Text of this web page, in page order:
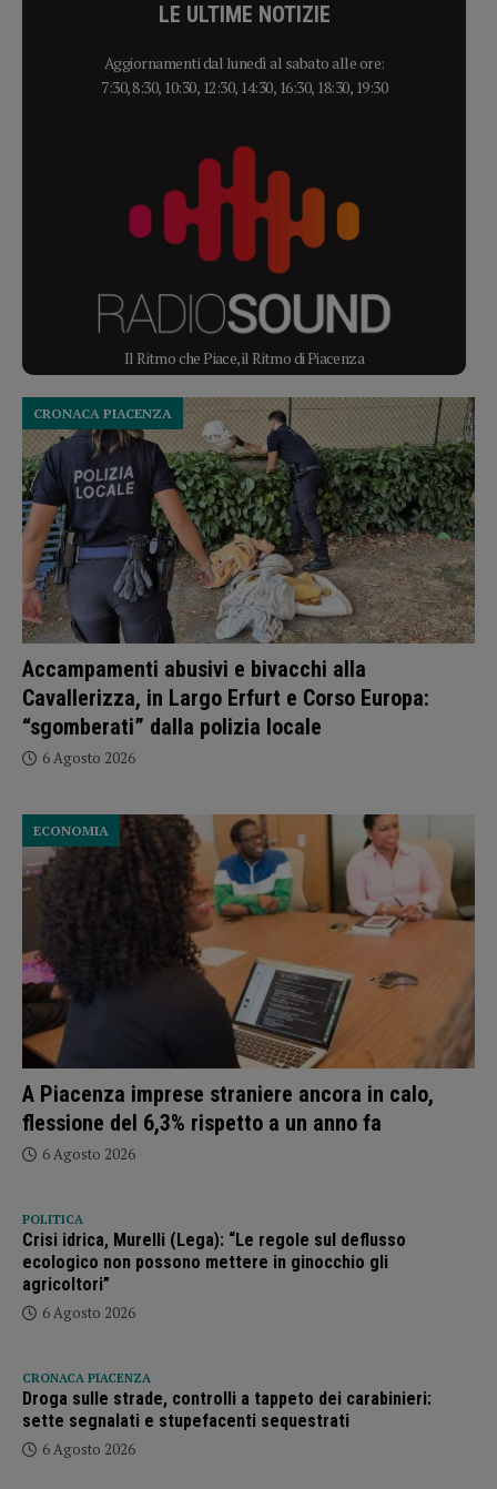
LE ULTIME NOTIZIE
Aggiornamenti dal lunedì al sabato alle ore:
7:30, 8:30, 10:30, 12:30, 14:30, 16:30, 18:30, 19:30
Il Ritmo che Piace, il Ritmo di Piacenza
Accampamenti abusivi e bivacchi alla
Cavallerizza, in Largo Erfurt e Corso Europa:
“sgomberati” dalla polizia locale
CRONACA PIACENZA
6 Agosto 2026
A Piacenza imprese straniere ancora in calo,
flessione del 6,3% rispetto a un anno fa
ECONOMIA
6 Agosto 2026
POLITICA
Crisi idrica, Murelli (Lega): “Le regole sul deflusso
ecologico non possono mettere in ginocchio gli
agricoltori”
6 Agosto 2026
CRONACA PIACENZA
Droga sulle strade, controlli a tappeto dei carabinieri:
sette segnalati e stupefacenti sequestrati
6 Agosto 2026